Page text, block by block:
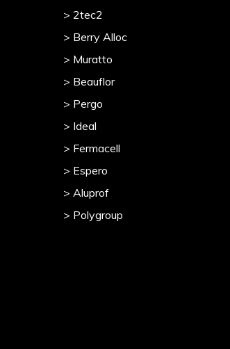
> 2tec2
> Berry Alloc
> Muratto
> Beauflor
> Pergo
> Ideal
> Fermacell
> Espero
> Aluprof
> Polygroup